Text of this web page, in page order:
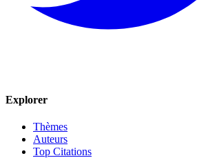
Explorer
Thèmes
Auteurs
Top Citations